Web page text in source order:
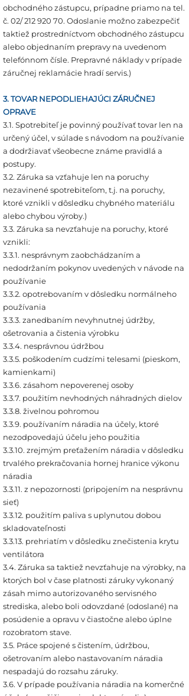
obchodného zástupcu, prípadne priamo na tel.
č. 02/ 212 920 70. Odoslanie možno zabezpečiť
taktiež prostredníctvom obchodného zástupcu
alebo objednaním prepravy na uvedenom
telefónnom čísle. Prepravné náklady v prípade
záručnej reklamácie hradí servis.)
3. TOVAR NEPODLIEHAJÚCI ZÁRUČNEJ
OPRAVE
3.1. Spotrebiteľ je povinný používať tovar len na
určený účel, v súlade s návodom na používanie
a dodržiavať všeobecne známe pravidlá a
postupy.
3.2. Záruka sa vzťahuje len na poruchy
nezavinené spotrebiteľom, t.j. na poruchy,
ktoré vznikli v dôsledku chybného materiálu
alebo chybou výroby.)
3.3. Záruka sa nevzťahuje na poruchy, ktoré
vznikli:
3.3.1. nesprávnym zaobchádzaním a
nedodržaním pokynov uvedených v návode na
používanie
3.3.2. opotrebovaním v dôsledku normálneho
používania
3.3.3. zanedbaním nevyhnutnej údržby,
ošetrovania a čistenia výrobku
3.3.4. nesprávnou údržbou
3.3.5. poškodením cudzími telesami (pieskom,
kamienkami)
3.3.6. zásahom nepoverenej osoby
3.3.7. použitím nevhodných náhradných dielov
3.3.8. živelnou pohromou
3.3.9. používaním náradia na účely, ktoré
nezodpovedajú účelu jeho použitia
3.3.10. zrejmým preťažením náradia v dôsledku
trvalého prekračovania hornej hranice výkonu
náradia
3.3.11. z nepozornosti (pripojením na nesprávnu
sieť)
3.3.12. použitím paliva s uplynutou dobou
skladovateľnosti
3.3.13. prehriatím v dôsledku znečistenia krytu
ventilátora
3.4. Záruka sa taktiež nevzťahuje na výrobky, na
ktorých bol v čase platnosti záruky vykonaný
zásah mimo autorizovaného servisného
strediska, alebo boli odovzdané (odoslané) na
posúdenie a opravu v čiastočne alebo úplne
rozobratom stave.
3.5. Práce spojené s čistením, údržbou,
ošetrovaním alebo nastavovaním náradia
nespadajú do rozsahu záruky.
3.6. V prípade používania náradia na komerčné